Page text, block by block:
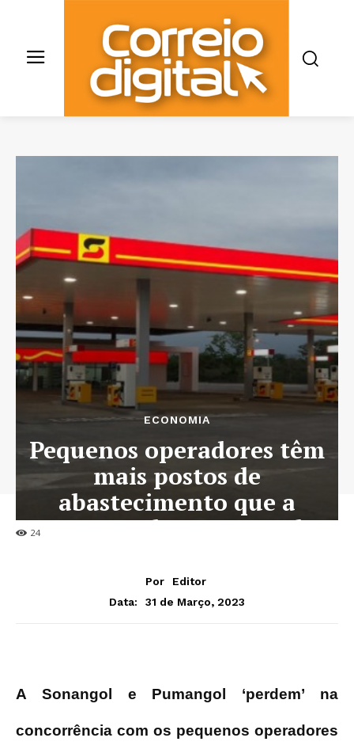
24
ECONOMIA
Pequenos operadores têm
mais postos de
abastecimento que a
Sonangol e Pumangol
Por
Editor
Data:
31 de Março, 2023
A Sonangol e Pumangol ‘perdem’ na
concorrência com os pequenos operadores